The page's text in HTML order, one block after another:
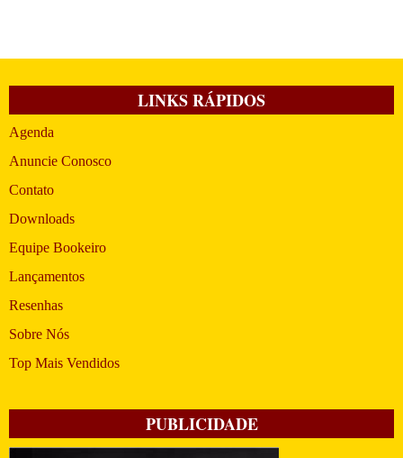
LINKS RÁPIDOS
Agenda
Anuncie Conosco
Contato
Downloads
Equipe Bookeiro
Lançamentos
Resenhas
Sobre Nós
Top Mais Vendidos
PUBLICIDADE